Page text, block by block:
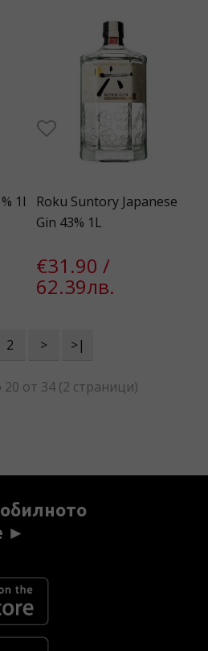
1l
Roku Suntory Japanese
Gin 43% 1L
€31.90 /
62.39лв.
2 > >|
от 34 (2 страници)
►